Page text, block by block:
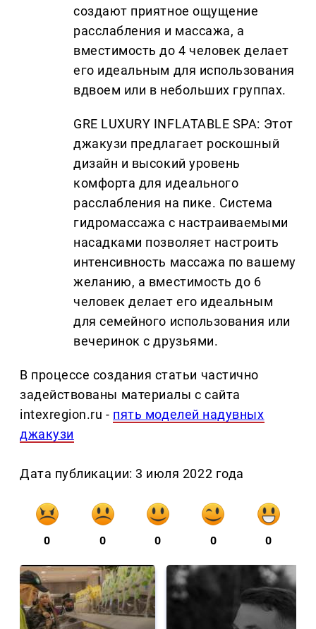
создают приятное ощущение
расслабления и массажа, а
вместимость до 4 человек делает
его идеальным для использования
вдвоем или в небольших группах.
GRE LUXURY INFLATABLE SPA: Этот
джакузи предлагает роскошный
дизайн и высокий уровень
комфорта для идеального
расслабления на пике. Система
гидромассажа с настраиваемыми
насадками позволяет настроить
интенсивность массажа по вашему
желанию, а вместимость до 6
человек делает его идеальным
для семейного использования или
вечеринок с друзьями.
В процессе создания статьи частично
задействованы материалы с сайта
intexregion.ru - пять моделей надувных
джакузи
Дата публикации: 3 июля 2022 года
0 0 0 0 0